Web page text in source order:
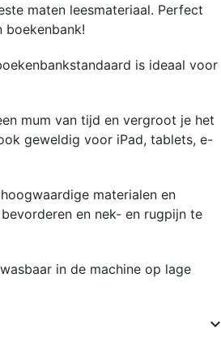
maten leesmateriaal. Perfect
boekenbank!
is ideaal voor
mum van tijd en vergroot je het
geweldig voor iPad, tablets, e-
materialen en
en nek- en rugpijn te
in de machine op lage
